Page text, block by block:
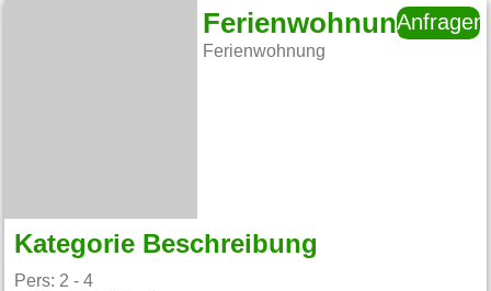
Ferienwohnung
Ferienwohnung
Anfragen
Kategorie Beschreibung
Pers: 2 - 4